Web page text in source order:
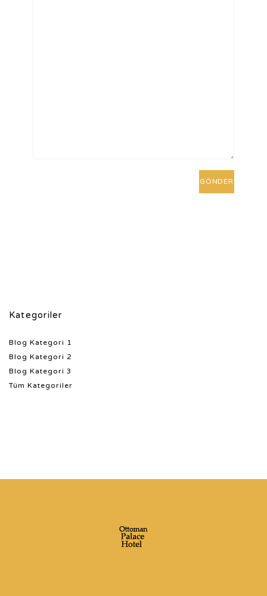
Kategoriler
Blog Kategori 1
Blog Kategori 2
Blog Kategori 3
Tüm Kategoriler